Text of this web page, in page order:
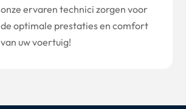
onze ervaren technici zorgen voor
de optimale prestaties en comfort
van uw voertuig!